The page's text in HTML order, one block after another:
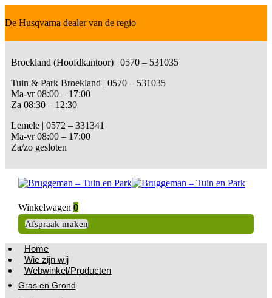
De Husqvarna dealer van de regio
Broekland (Hoofdkantoor) | 0570 – 531035
Tuin & Park Broekland | 0570 – 531035
Ma-vr 08:00 – 17:00
Za 08:30 – 12:30
Lemele | 0572 – 331341
Ma-vr 08:00 – 17:00
Za/zo gesloten
Winkelwagen 0
Afspraak maken
Home
Wie zijn wij
Webwinkel/Producten
Gras en Grond